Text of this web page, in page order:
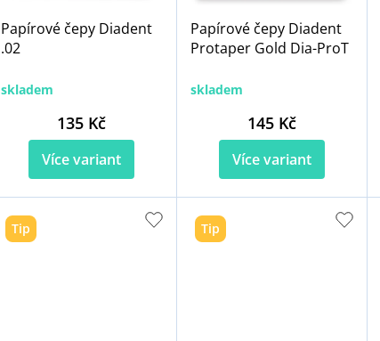
Papírové čepy Diadent
.02
skladem
135 Kč
Více variant
Papírové čepy Diadent
Protaper Gold Dia-ProT
skladem
145 Kč
Více variant
Tip Tip